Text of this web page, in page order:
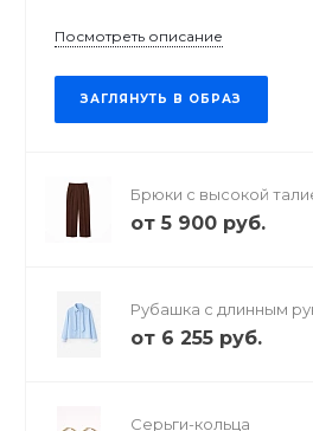
Посмотреть описание
ЗАГЛЯНУТЬ В ОБРАЗ
Брюки с высокой
от 5 900 руб.
Рубашка с длинным
рманом
от 6 255 руб.
Серьги-кольца